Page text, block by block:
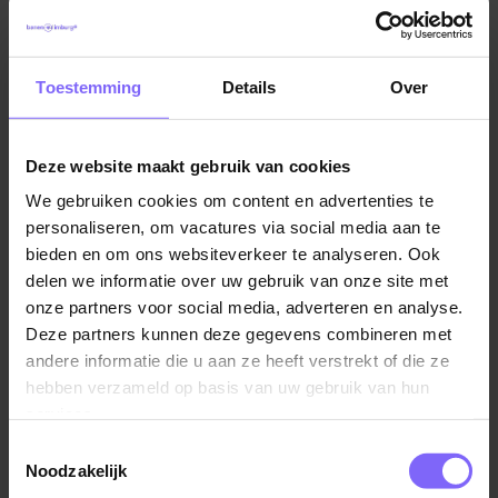
Toestemming Details Over
Deze website maakt gebruik van cookies
We gebruiken cookies om content en advertenties te
personaliseren, om vacatures via social media aan te
bieden en om ons websiteverkeer te analyseren. Ook
delen we informatie over uw gebruik van onze site met
onze partners voor social media, adverteren en analyse.
Deze partners kunnen deze gegevens combineren met
andere informatie die u aan ze heeft verstrekt of die ze
hebben verzameld op basis van uw gebruik van hun
Noodzakelijk
Vul hier je Skillsprofiel in
voor de ideale
vacaturematch!
Skillsprofiel